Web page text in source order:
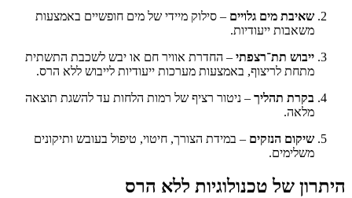
שאיבת מים גלויים – סילוק מיידי של מים חופשיים באמצעות
משאבות ייעודיות.
ייבוש תת־רצפתי – החדרת אוויר חם או יבש לשכבת התשתית
מתחת לריצוף, באמצעות מערכות ייעודיות לייבוש ללא הרס.
בקרת תהליך – ניטור רציף של רמות הלחות עד להשגת תוצאה
מלאה.
שיקום הנזקים – במידת הצורך, חיטוי, טיפול בעובש ותיקונים
משלימים.
היתרון של טכנולוגיות ללא הרס